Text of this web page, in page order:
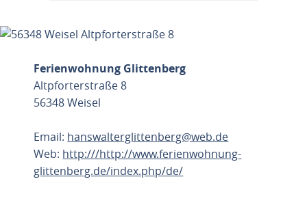
Ferienwohnung Glittenberg
Altpforterstraße 8
56348 Weisel
Email: hanswalterglittenberg@web.de
Web: http:///http://www.ferienwohnung-
glittenberg.de/index.php/de/